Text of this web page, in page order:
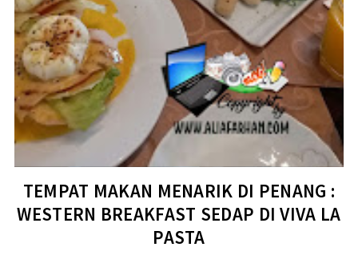
TEMPAT MAKAN MENARIK DI PENANG :
WESTERN BREAKFAST SEDAP DI VIVA LA
PASTA